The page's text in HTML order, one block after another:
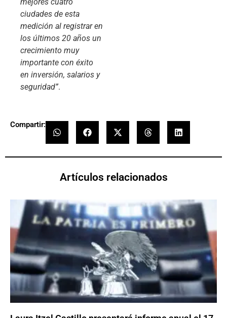
mejores cuatro
ciudades de esta
medición al registrar en
los últimos 20 años un
crecimiento muy
importante con éxito
en inversión, salarios y
seguridad”.
Compartir:
Artículos relacionados